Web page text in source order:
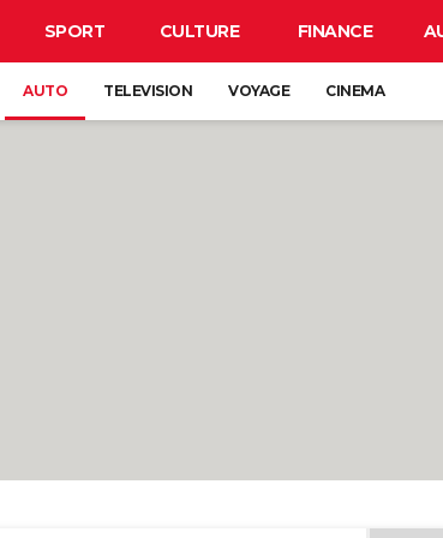
SPORT CULTURE FINANCE
AUTO TELEVISION VOYAGE CINEMA